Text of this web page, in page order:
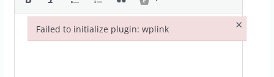
Failed to initialize plugin: wplink ×
Failed to initialize plugin: wplink